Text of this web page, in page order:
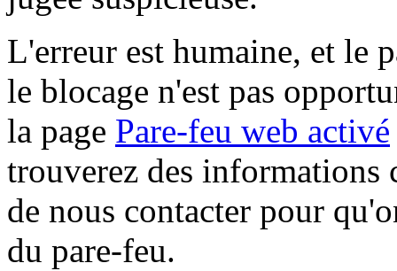
L'erreur est humaine, et le
le blocage n'est pas
la page Pare-feu web activé
trouverez des informations
de nous contacter pour
du pare-feu.